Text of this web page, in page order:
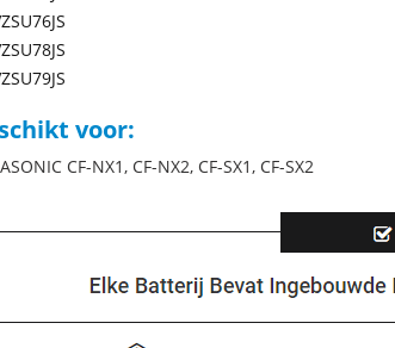
voor:
CF-NX1, CF-NX2, CF-SX1, CF-SX2